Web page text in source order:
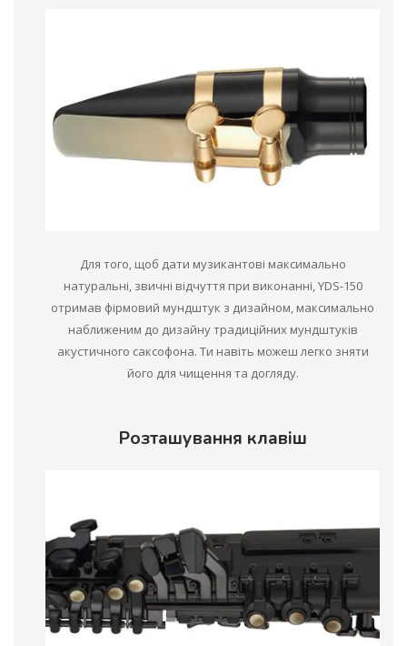
Для того, щоб дати музикантові максимально
натуральні, звичні відчуття при виконанні, YDS-150
отримав фірмовий мундштук з дизайном, максимально
наближеним до дизайну традиційних мундштуків
акустичного саксофона. Ти навіть можеш легко зняти
його для чищення та догляду.
Розташування клавіш